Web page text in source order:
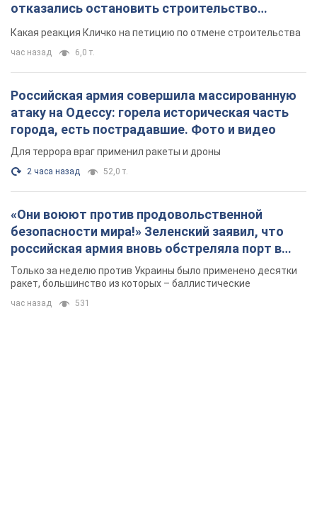
отказались остановить строительство
небоскреба "московского верующего"
Какая реакция Кличко на петицию по отмене строительства
час назад 6,0 т.
Российская армия совершила массированную
атаку на Одессу: горела историческая часть
города, есть пострадавшие. Фото и видео
Для террора враг применил ракеты и дроны
2 часа назад 52,0 т.
«Они воюют против продовольственной
безопасности мира!» Зеленский заявил, что
российская армия вновь обстреляла порт в
Одессе
Только за неделю против Украины было применено десятки
ракет, большинство из которых – баллистические
час назад 531